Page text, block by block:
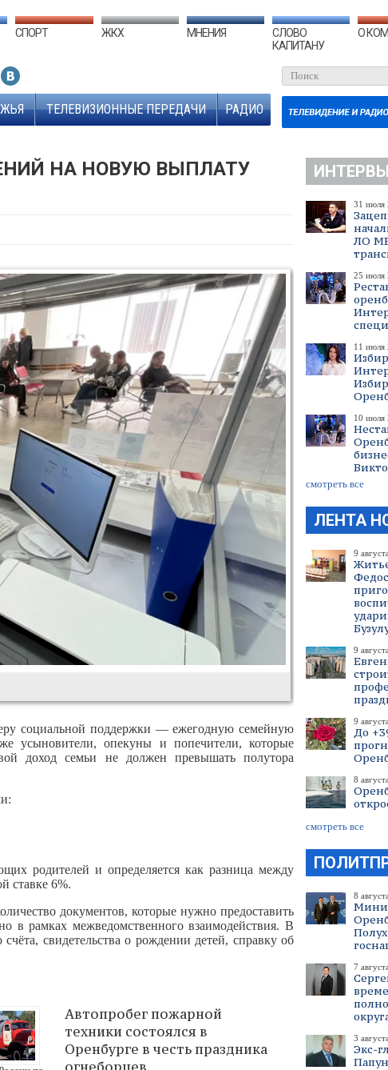
СПОРТ ЖКХ МНЕНИЯ
СЛОВО
КАПИТАНУ
О
ТЕЛЕВИЗИОННЫЕ ПЕРЕДАЧИ РАДИО
31 июля
ЛО
25 июля
11 июля
10 июля
смотреть все
ЛЕНТА
9
9
9
До
8
смотреть все
8
7
3
Экс-
НА НОВУЮ ВЫПЛАТУ
социальной поддержки — ежегодную семейную
усыновители, опекуны и попечители, которые
доход семьи не должен превышать полутора
родителей и определяется как разница между
ставке 6%.
документов, которые нужно предоставить
в рамках межведомственного взаимодействия. В
свидетельства о рождении детей, справку об
Автопробег пожарной
техники состоялся в
Оренбурге в честь праздника